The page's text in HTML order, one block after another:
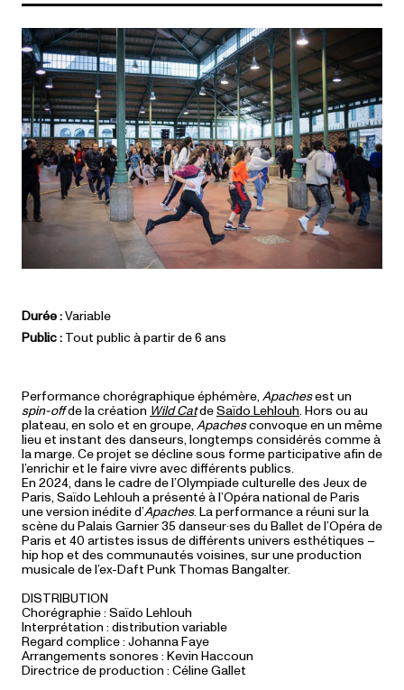
Durée :Variable
Public : Tout public à partir de 6 ans
Performance chorégraphique éphémère, Apachesest un
spin-offde la création Wild CatdeSaïdo Lehlouh. Hors ou au
plateau, en solo et en groupe, Apachesconvoque en un même
lieu et instant des danseurs, longtemps considérés comme à
la marge. Ce projet se décline sous forme participative afin de
l’enrichir et le faire vivre avec différents publics.
En 2024, dans le cadre de l’Olympiade culturelle des Jeux de
Paris, Saïdo Lehlouh a présenté à l’Opéra national de Paris
une version inédite d’Apaches. La performance a réuni sur la
scène du Palais Garnier 35 danseur·ses du Ballet de l’Opéra de
Paris et 40 artistes issus de différents univers esthétiques –
hip hop et des communautés voisines, sur une production
musicale de l’ex-Daft Punk Thomas Bangalter.
DISTRIBUTION
Chorégraphie : Saïdo Lehlouh
Interprétation : distribution variable
Regard complice : Johanna Faye
Arrangements sonores : Kevin Haccoun
Directrice de production : Céline Gallet